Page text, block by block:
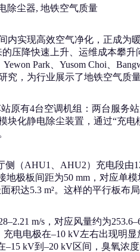
电除尘器, 地铁空气质量
实现高效空气净化，正成
压降快速上升、运维成本攀
Park、Yusom Choi、
究，为行业展示了地铁空气质
原有4台空调机组：两台服
化静电除尘装置，通过“充
（AHU1、AHU2）充电段
极板间距为50 mm，对应单
积达5.3 m²。这样的平行板
m/s，对应风量约为
电电极在–10 kV左右出现明
kV到–20 kV区间，臭氧浓